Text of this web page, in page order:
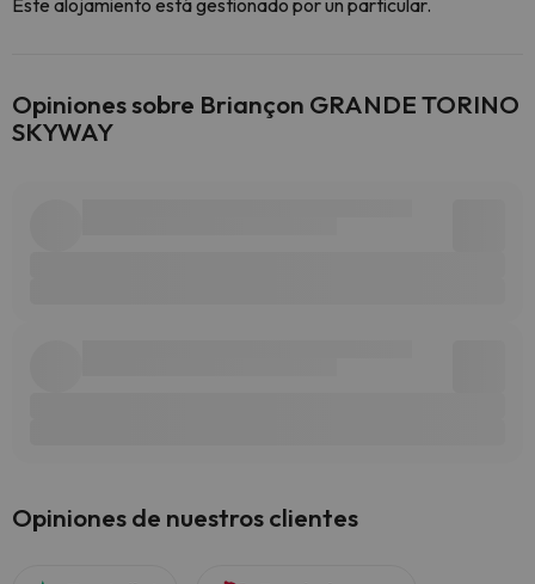
Este alojamiento está gestionado por un particular.
Opiniones sobre Briançon GRANDE TORINO
SKYWAY
Opiniones de nuestros clientes